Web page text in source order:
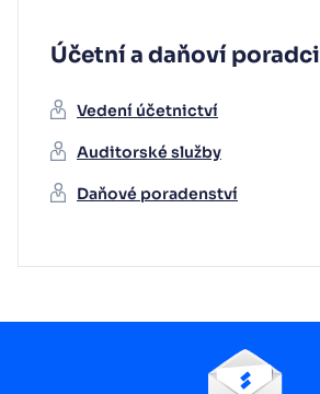
Účetní a daňoví poradci
Vedení účetnictví
Auditorské služby
Daňové poradenství